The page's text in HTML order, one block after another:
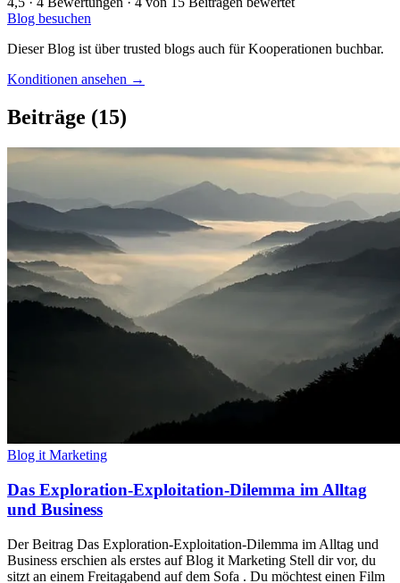
Blog besuchen
Dieser Blog ist über trusted blogs auch für Kooperationen buchbar.
Konditionen ansehen →
Beiträge (15)
Blog it Marketing
Das Exploration-Exploitation-Dilemma im Alltag
und Business
Der Beitrag Das Exploration-Exploitation-Dilemma im Alltag und
Business erschien als erstes auf Blog it Marketing Stell dir vor, du
sitzt an einem Freitagabend auf dem Sofa . Du möchtest einen Film